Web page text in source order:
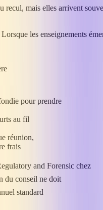
recul, mais elles arrivent
les enseignements
pour prendre
au fil
réunion,
frais
and Forensic chez
du conseil ne doit
standard